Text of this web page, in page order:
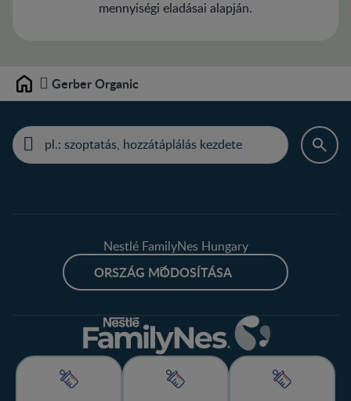
mennyiségi eladásai alapján.
Home Gerber Organic
Nestlé FamilyNes Hungary
ORSZÁG MÓDOSÍTÁSA